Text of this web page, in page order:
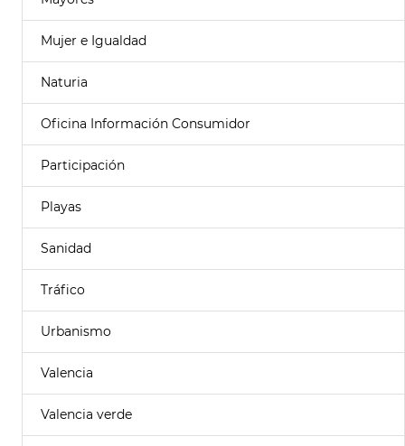
Mujer e Igualdad
Naturia
Oficina Información Consumidor
Participación
Playas
Sanidad
Tráfico
Urbanismo
Valencia
Valencia verde